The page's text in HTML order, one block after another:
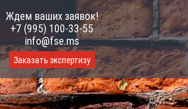
Ждем ваших заявок!
+7 (995) 100-33-55
info@fse.ms
Заказать экспертизу